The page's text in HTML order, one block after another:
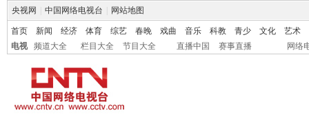
央视网 中国网络电视台 网站地图
首页 新闻 经济 体育 综艺 春晚 戏曲 音乐 科教 青少 文化
艺术
电视
频道大全 栏目大全 节目大全 直播中国 赛事直播 网络